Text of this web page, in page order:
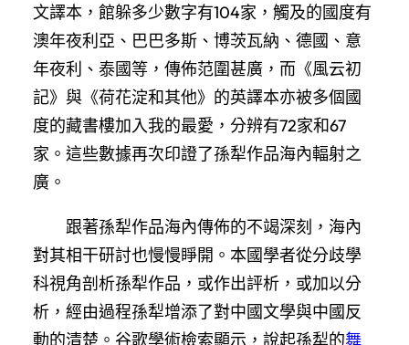
文譯本，館躲多少數字有104家，觸及的國度有
澳年夜利亞、巴巴多斯、博茨瓦納、德國、意
年夜利、泰國等，傳佈范圍甚廣，而《風云初
記》與《荷花淀和其他》的英譯本亦被多個國
度的藏書樓加入我的最愛，分辨有72家和67
家。這些數據再次印證了孫犁作品海內輻射之
廣。
跟著孫犁作品海內傳佈的不竭深刻，海內
對其相干研討也慢慢睜開。本國學者從分歧學
科視角剖析孫犁作品，或作出評析，或加以分
析，經由過程孫犁增添了對中國文學與中國反
動的清楚。谷歌學術檢索顯示，說起孫犁的舞